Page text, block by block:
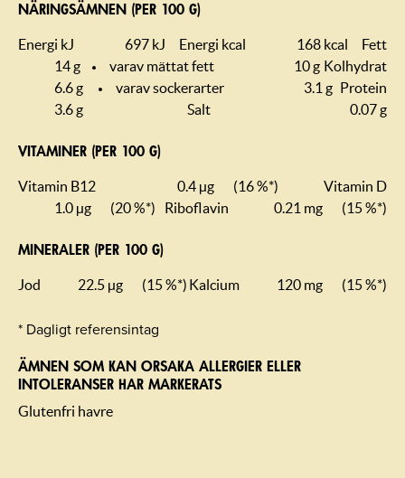
NÄRINGSÄMNEN (PER 100 G)
Energi kJ 697 kJ Energi kcal 168 kcal
Fett
14 g
varav mättat fett 10 g Kolhydrat
6.6 g
varav sockerarter 3.1 g Protein
3.6 g
Salt 0.07 g
VITAMINER (PER 100 G)
Vitamin B12 0.4 µg (16 %*)
Vitamin D
1.0 µg
(20 %*) Riboflavin 0.21 mg (15 %*)
MINERALER (PER 100 G)
Jod 22.5 µg (15 %*) Kalcium 120 mg (15 %*)
* Dagligt referensintag
ÄMNEN SOM KAN ORSAKA ALLERGIER ELLER
INTOLERANSER HAR MARKERATS
Glutenfri havre